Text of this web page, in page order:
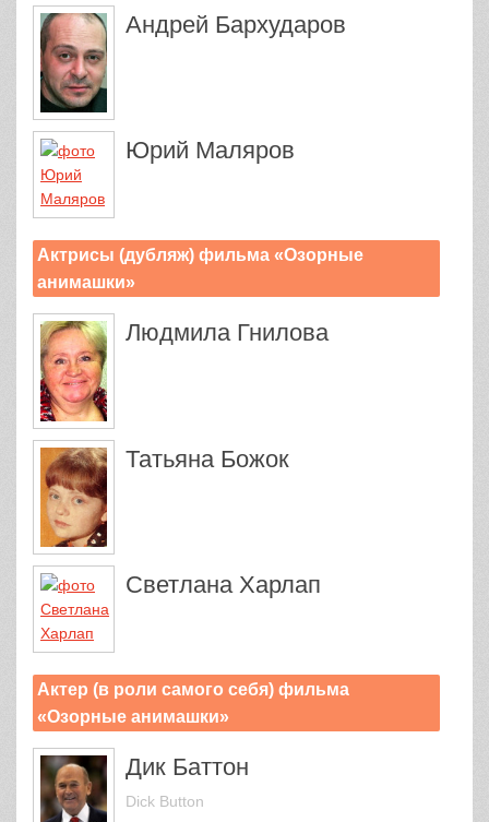
Андрей Бархударов
Юрий Маляров
Актрисы (дубляж) фильма «Озорные
анимашки»
Людмила Гнилова
Татьяна Божок
Светлана Харлап
Актер (в роли самого себя) фильма
«Озорные анимашки»
Дик Баттон
Dick Button